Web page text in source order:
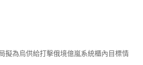
擬為烏供給打擊俄境億嵐系統櫃內目標情